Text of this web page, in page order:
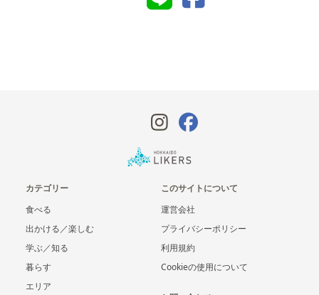
カテゴリー
食べる
出かける／楽しむ
学ぶ／知る
暮らす
エリア
このサイトについて
運営会社
プライバシーポリシー
利用規約
Cookieの使用について